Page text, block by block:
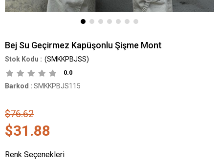
Bej Su Geçirmez Kapüşonlu Şişme Mont
(SMKKPBJSS)
0.0
Barkod : SMKKPBJS115
$76.62
$31.88
Renk Seçenekleri